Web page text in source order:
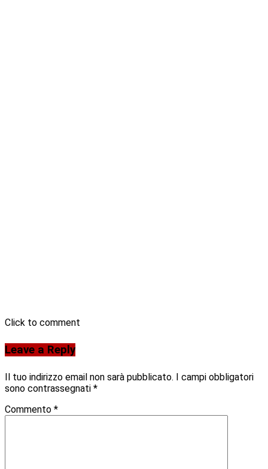
Click to comment
Leave a Reply
Il tuo indirizzo email non sarà pubblicato. I campi obbligatori
sono contrassegnati *
Commento *